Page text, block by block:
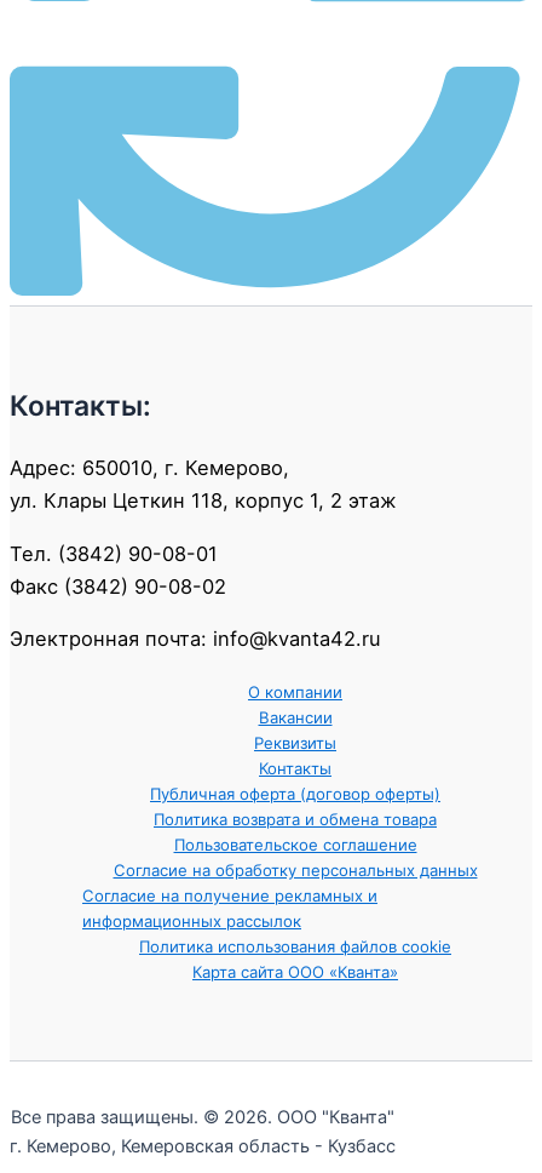
Контакты:
Адрес: 650010, г. Кемерово,
ул. Клары Цеткин 118, корпус 1, 2 этаж
Тел. (3842) 90-08-01
Факс (3842) 90-08-02
Электронная почта: info@kvanta42.ru
О компании
Вакансии
Реквизиты
Контакты
Публичная оферта (договор оферты)
Политика возврата и обмена товара
Пользовательское соглашение
Согласие на обработку персональных данных
Согласие на получение рекламных и
информационных рассылок
Политика использования файлов cookie
Карта сайта ООО «Кванта»
Все права защищены. © 2026. ООО "Кванта"
г. Кемерово, Кемеровская область - Кузбасс